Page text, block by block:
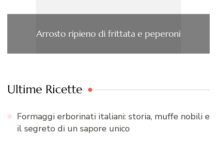
Arrosto ripieno di frittata e peperoni
Ultime Ricette
Formaggi erborinati italiani: storia, muffe nobili e
il segreto di un sapore unico